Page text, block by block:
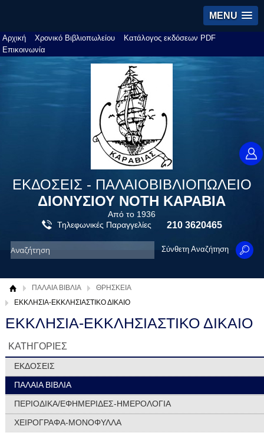
MENU
Αρχική Χρονικό Βιβλιοπωλείου
Κατάλογος εκδόσεων PDF
Επικοινωνία
ΕΚΔΟΣΕΙΣ - ΠΑΛΑΙΟΒΙΒΛΙΟΠΩΛΕΙΟ
ΔΙΟΝΥΣΙΟΥ ΝΟΤΗ ΚΑΡΑΒΙΑ
Από το 1936
Τηλεφωνικές Παραγγελίες
210 3620465
Σύνθετη Αναζήτηση
ΠΑΛΑΙΑ ΒΙΒΛΙΑ
ΘΡΗΣΚΕΙΑ
ΕΚΚΛΗΣΙΑ-ΕΚΚΛΗΣΙΑΣΤΙΚΟ ΔΙΚΑΙΟ
ΕΚΚΛΗΣΙΑ-ΕΚΚΛΗΣΙΑΣΤΙΚΟ ΔΙΚΑΙΟ
ΚΑΤΗΓΟΡΙΕΣ
ΕΚΔΟΣΕΙΣ
ΠΑΛΑΙΑ ΒΙΒΛΙΑ
ΠΕΡΙΟΔΙΚΑ/ΕΦΗΜΕΡΙΔΕΣ-ΗΜΕΡΟΛΟΓΙΑ
ΧΕΙΡΟΓΡΑΦΑ-ΜΟΝΟΦΥΛΛΑ